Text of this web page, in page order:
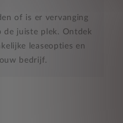
of is er vervanging
de juiste plek. Ontdek
leaseopties en
bedrijf.